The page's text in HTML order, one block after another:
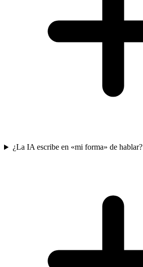
¿La IA escribe en «mi forma» de hablar?